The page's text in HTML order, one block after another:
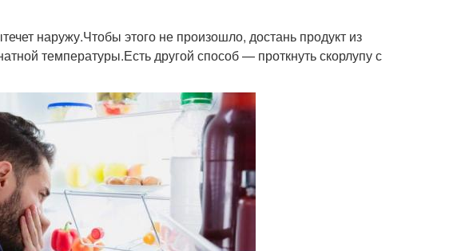
наружу.Чтобы этого не произошло, достань продукт из
температуры.Есть другой способ — проткнуть скорлупу с